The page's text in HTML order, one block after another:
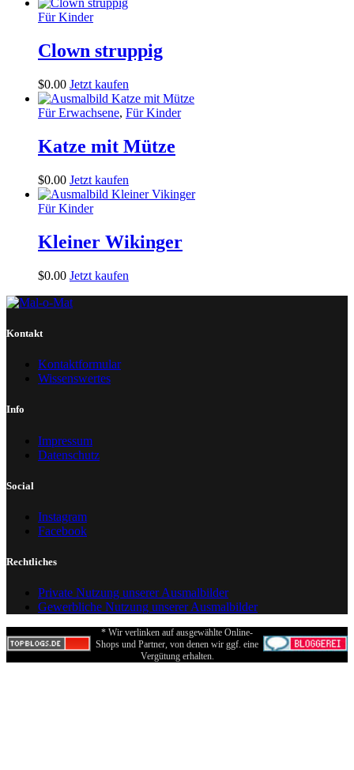
Für Kinder
Clown struppig
$0.00 Jetzt kaufen
Für Erwachsene, Für Kinder
Katze mit Mütze
$0.00 Jetzt kaufen
Für Kinder
Kleiner Wikinger
$0.00 Jetzt kaufen
Kontakt
Kontaktformular
Wissenswertes
Info
Impressum
Datenschutz
Social
Instagram
Facebook
Rechtliches
Private Nutzung unserer Ausmalbilder
Gewerbliche Nutzung unserer Ausmalbilder
* Wir verlinken auf ausgewählte Online-
Shops und Partner, von denen wir ggf. eine
Vergütung erhalten.